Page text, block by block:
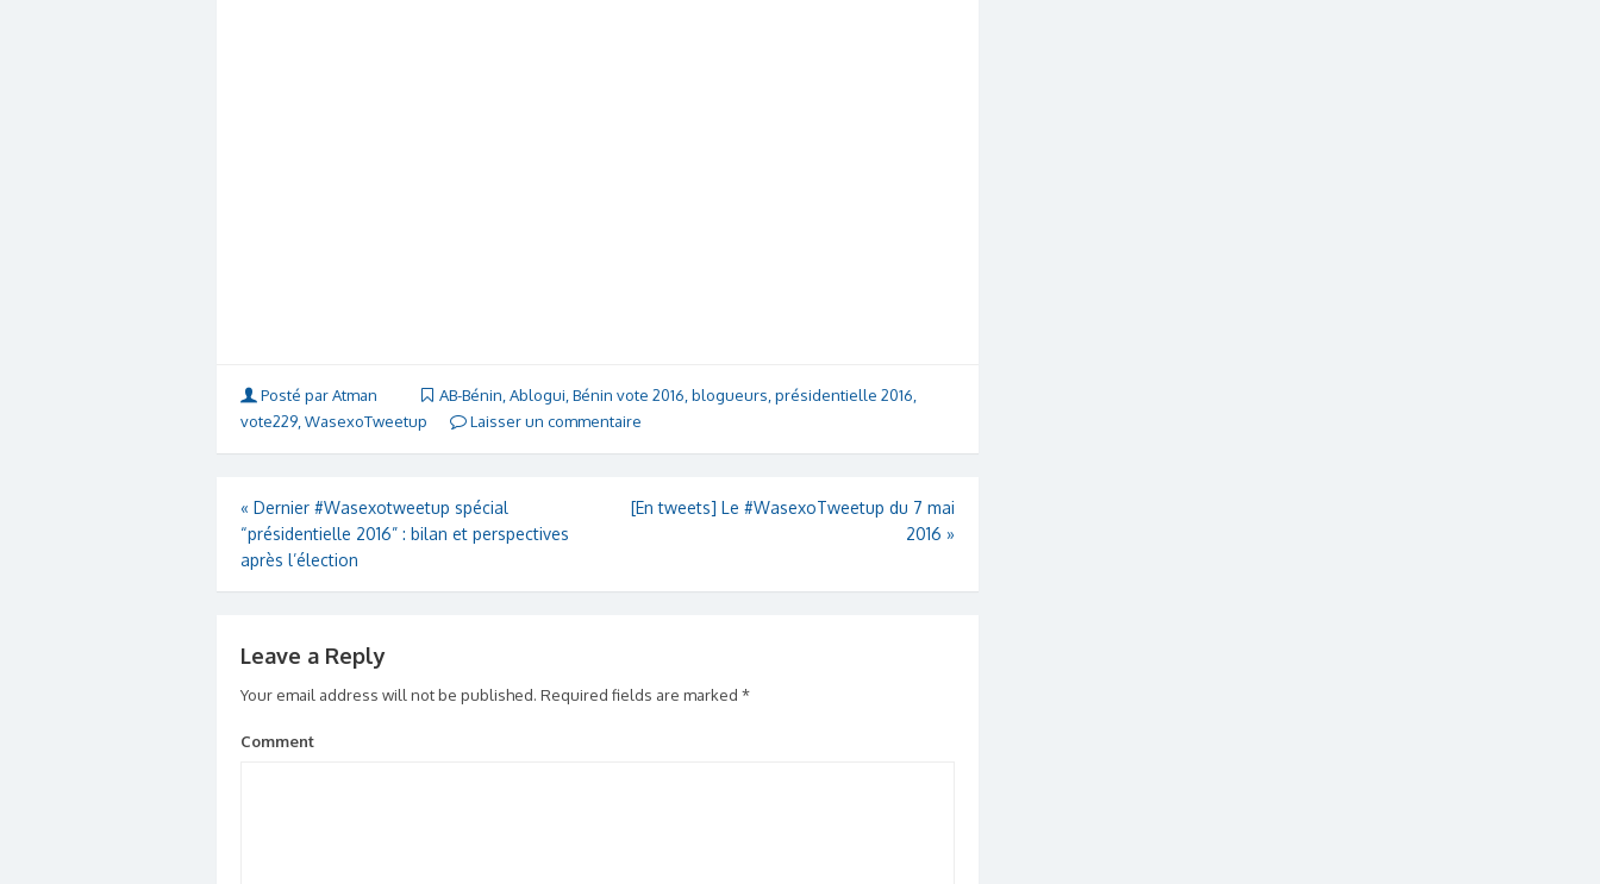
Posté par Atman AB-Bénin Ablogui Bénin vote 2016 blogueurs présidentielle 2016
vote229 WasexoTweetup Laisser un commentaire
« Dernier #Wasexotweetup spécial
“présidentielle 2016” : bilan et perspectives
après l’élection
[En tweets] Le #WasexoTweetup du 7 mai
2016 »
Leave a Reply
Your email address will not be published. Required fields are marked *
Comment